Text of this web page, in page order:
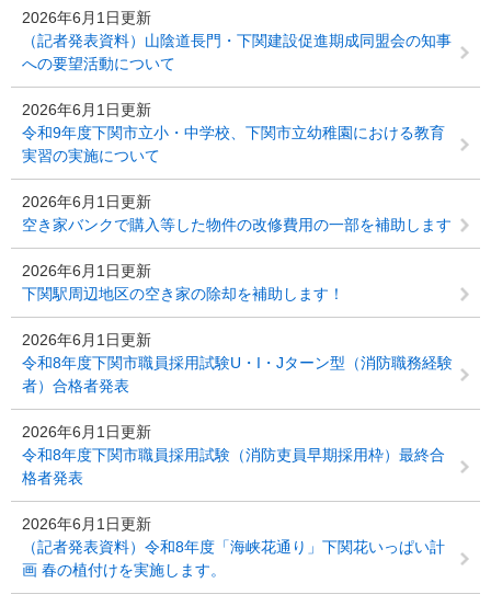
2026年6月1日更新
（記者発表資料）山陰道長門・下関建設促進期成同盟会の知事
への要望活動について
2026年6月1日更新
令和9年度下関市立小・中学校、下関市立幼稚園における教育
実習の実施について
2026年6月1日更新
空き家バンクで購入等した物件の改修費用の一部を補助します
2026年6月1日更新
下関駅周辺地区の空き家の除却を補助します！
2026年6月1日更新
令和8年度下関市職員採用試験U・I・Jターン型（消防職務経験
者）合格者発表
2026年6月1日更新
令和8年度下関市職員採用試験（消防吏員早期採用枠）最終合
格者発表
2026年6月1日更新
（記者発表資料）令和8年度「海峡花通り」下関花いっぱい計
画 春の植付けを実施します。